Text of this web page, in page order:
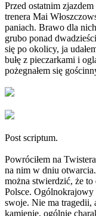
Przed ostatnim
trenera Mai
paniach. Brawo dla
grubo ponad
się po okolicy, ja
bułę z pieczarkami i
pożegnałem się
Post scriptum.
Powróciłem na
na nim w dniu
można stwierdzić, że to
Polsce.
swoje. Nie ma tragedii,
kamienie, ogólnie